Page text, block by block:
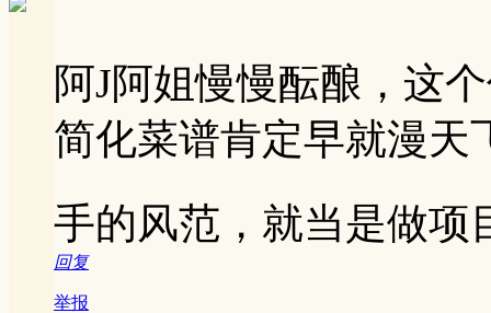
阿J阿姐慢慢酝酿，这
简化菜谱肯定早就漫天
手的风范，就当是做项
回复
举报